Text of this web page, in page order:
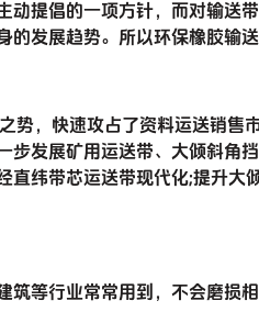
提倡的一项方针，而对输送带
的发展趋势。所以环保橡胶输
势，快速攻占了资料运送销售
步发展矿用运送带、大倾斜角
直纬带芯运送带现代化;提升
等行业常常用到，不会磨损相